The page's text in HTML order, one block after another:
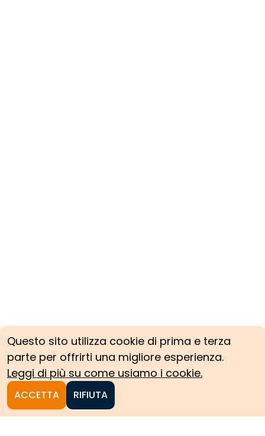
Questo sito utilizza cookie di prima e terza
parte per offrirti una migliore esperienza.
Leggi di più su come usiamo i cookie.
ACCETTA RIFIUTA